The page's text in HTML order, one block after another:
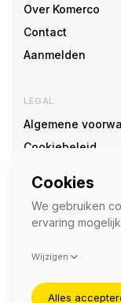
Over Komerco
Contact
Aanmelden
LEGAL
Algemene
Cookiebeleid
SOCIAL